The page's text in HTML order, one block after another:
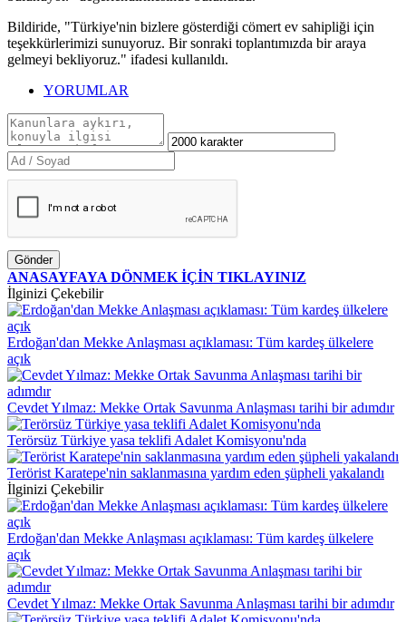
Bildiride, "Türkiye'nin bizlere gösterdiği cömert ev sahipliği için
teşekkürlerimizi sunuyoruz. Bir sonraki toplantımızda bir araya
gelmeyi bekliyoruz." ifadesi kullanıldı.
YORUMLAR
Gönder
ANASAYFAYA DÖNMEK İÇİN TIKLAYINIZ
İlginizi Çekebilir
Erdoğan'dan Mekke Anlaşması açıklaması: Tüm kardeş ülkelere
açık
Cevdet Yılmaz: Mekke Ortak Savunma Anlaşması tarihi bir adımdır
Terörsüz Türkiye yasa teklifi Adalet Komisyonu'nda
Terörist Karatepe'nin saklanmasına yardım eden şüpheli yakalandı
İlginizi Çekebilir
Erdoğan'dan Mekke Anlaşması açıklaması: Tüm kardeş ülkelere
açık
Cevdet Yılmaz: Mekke Ortak Savunma Anlaşması tarihi bir adımdır